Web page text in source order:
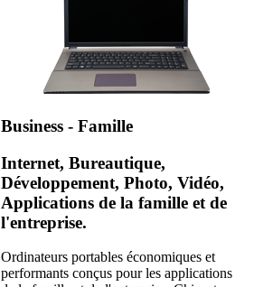
Business - Famille
Internet, Bureautique,
Développement, Photo, Vidéo,
Applications de la famille et de
l'entreprise.
Ordinateurs portables économiques et
performants conçus pour les applications